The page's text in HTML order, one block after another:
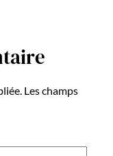
Les champs